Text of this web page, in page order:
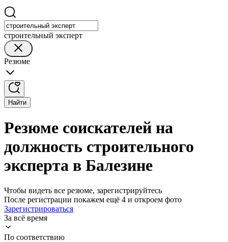
строительный эксперт
Резюме
Найти
Резюме соискателей на
должность строительного
эксперта в Балезине
Чтобы видеть все резюме, зарегистрируйтесь
После регистрации покажем ещё 4 и откроем фото
Зарегистрироваться
За всё время
По соответствию